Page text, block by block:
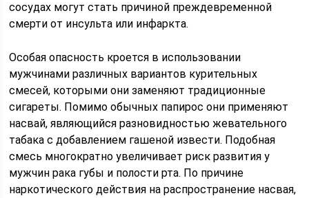
сосудах могут стать причиной преждевременной
смерти от инсульта или инфаркта.
Особая опасность кроется в использовании
мужчинами различных вариантов курительных
смесей, которыми они заменяют традиционные
сигареты. Помимо обычных папирос они применяют
насвай, являющийся разновидностью жевательного
табака с добавлением гашеной извести. Подобная
смесь многократно увеличивает риск развития у
мужчин рака губы и полости рта. По причине
наркотического действия на распространение насвая,